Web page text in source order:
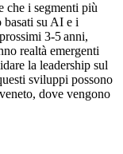
che i segmenti più
basati su AI e i
3‑5 anni,
realtà emergenti
la leadership sul
sviluppi possono
dove vengono